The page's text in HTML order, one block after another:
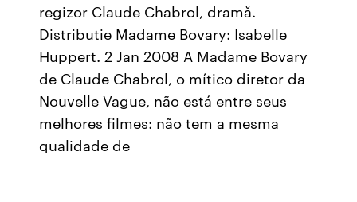
regizor Claude Chabrol, dramă.
Distributie Madame Bovary: Isabelle
Huppert. 2 Jan 2008 A Madame Bovary
de Claude Chabrol, o mítico diretor da
Nouvelle Vague, não está entre seus
melhores filmes: não tem a mesma
qualidade de